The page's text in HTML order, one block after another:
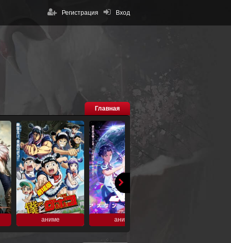
Вход
Регистрация
Главная
аниме аниме